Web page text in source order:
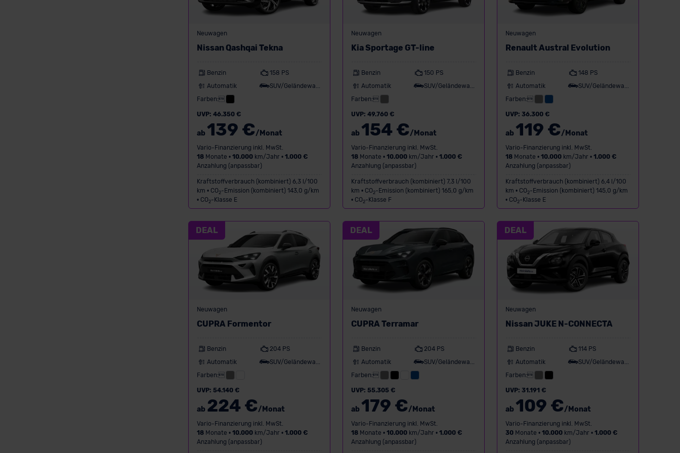
Neuwagen
Nissan Qashqai Tekna
Benzin
158 PS
Automatik
SUV/Geländewagen
Farben:
UVP: 46.350 €
ab 139 €/Monat
Vario-Finanzierung inkl. MwSt.
18 Monate •10.000 km/Jahr •1.000 €
Anzahlung (anpassbar)
Kraftstoffverbrauch (kombiniert) 6,3 l/100
km • CO 2-Emission (kombiniert) 143,0 g/km
• CO 2-Klasse E
Neuwagen
Kia Sportage GT-line
Benzin
150 PS
Automatik
SUV/Geländewagen
Farben:
UVP: 49.760 €
ab 154 €/Monat
Vario-Finanzierung inkl. MwSt.
18 Monate •10.000 km/Jahr •1.000 €
Anzahlung (anpassbar)
Kraftstoffverbrauch (kombiniert) 7,3 l/100
km • CO 2-Emission (kombiniert) 165,0 g/km
• CO 2-Klasse F
Neuwagen
Renault Austral Evolution
Benzin
148 PS
Automatik
SUV/Geländewagen
Farben:
UVP: 36.300 €
ab 119 €/Monat
Vario-Finanzierung inkl. MwSt.
18 Monate •10.000 km/Jahr •1.000 €
Anzahlung (anpassbar)
Kraftstoffverbrauch (kombiniert) 6,4 l/100
km • CO 2-Emission (kombiniert) 145,0 g/km
• CO 2-Klasse E
DEAL
Neuwagen
CUPRA Formentor
Benzin
204 PS
Automatik
SUV/Geländewagen
Farben:
UVP: 54.140 €
ab 224 €/Monat
Vario-Finanzierung inkl. MwSt.
18 Monate •10.000 km/Jahr •1.000 €
Anzahlung (anpassbar)
DEAL
Neuwagen
CUPRA Terramar
Benzin
204 PS
Automatik
SUV/Geländewagen
Farben:
UVP: 55.305 €
ab 179 €/Monat
Vario-Finanzierung inkl. MwSt.
18 Monate •10.000 km/Jahr •1.000 €
Anzahlung (anpassbar)
DEAL
Neuwagen
Nissan JUKE N-CONNECTA
Benzin
114 PS
Automatik
SUV/Geländewagen
Farben:
UVP: 31.191 €
ab 109 €/Monat
Vario-Finanzierung inkl. MwSt.
30 Monate •10.000 km/Jahr •1.000 €
Anzahlung (anpassbar)